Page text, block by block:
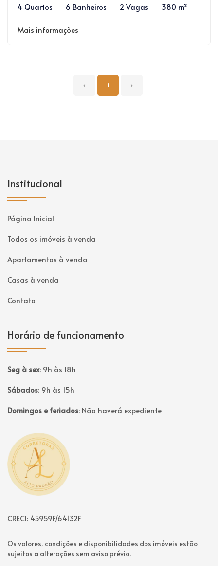
4 Quartos
6 Banheiros 2 Vagas 380 m²
Mais informações
‹ 1 ›
Institucional
Página Inicial
Todos os imóveis à venda
Apartamentos à venda
Casas à venda
Contato
Horário de funcionamento
Seg à sex: 9h às 18h
Sábados: 9h às 15h
Domingos e feriados: Não haverá expediente
Página inicial
CRECI: 45959F/64132F
Os valores, condições e disponibilidades dos imóveis estão
sujeitos a alterações sem aviso prévio.